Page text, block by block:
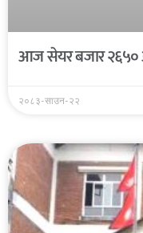
आज सेयर बजार
२०८३-साउन-२२